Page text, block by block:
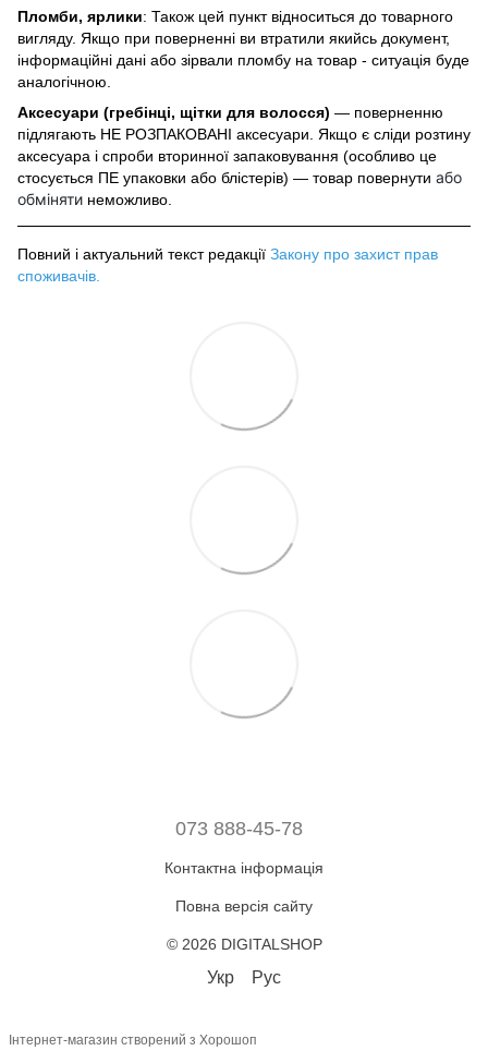
Пломби, ярлики: Також цей пункт відноситься до товарного
вигляду. Якщо при поверненні ви втратили якийсь документ,
інформаційні дані або зірвали пломбу на товар - ситуація буде
аналогічною.
Аксесуари (гребінці, щітки для волосся) — поверненню
підлягають НЕ РОЗПАКОВАНІ аксесуари. Якщо є сліди розтину
аксесуара і спроби вторинної запаковування (особливо це
стосується ПЕ упаковки або блістерів) — товар повернути або
обміняти неможливо.
Повний і актуальний текст редакції Закону про захист прав
споживачів.
073 888-45-78
Контактна інформація
Повна версія сайту
© 2026 DIGITALSHOP
Укр Рус
Інтернет-магазин створений з Хорошоп